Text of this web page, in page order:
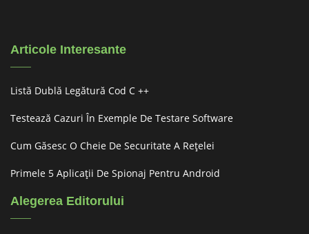
Articole Interesante
Listă Dublă Legătură Cod C ++
Testează Cazuri În Exemple De Testare Software
Cum Găsesc O Cheie De Securitate A Rețelei
Primele 5 Aplicații De Spionaj Pentru Android
Alegerea Editorului